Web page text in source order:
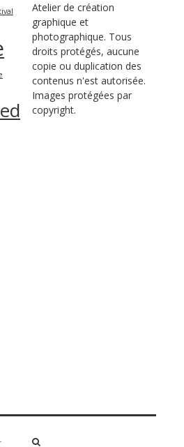
Atelier de création
graphique et
photographique. Tous
droits protégés, aucune
copie ou duplication des
contenus n'est autorisée.
Images protégées par
copyright.